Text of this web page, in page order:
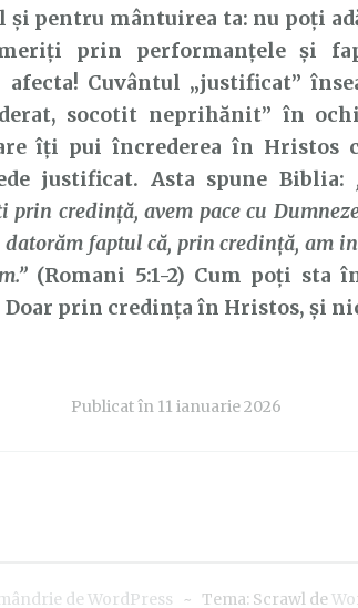
și pentru mântuirea ta: nu poți
prin performanțele și
Cuvântul „justificat”
socotit neprihănit” în
îți pui încrederea în Hristos
justificat. Asta spune Biblia:
credinţă, avem pace cu
faptul că, prin credinţă, am
(Romani 5:1-2) Cum poți sta
prin credința în Hristos, și
Publicat în 11 ianuarie 2026
de WordPress ~ Tema: Scrawl de